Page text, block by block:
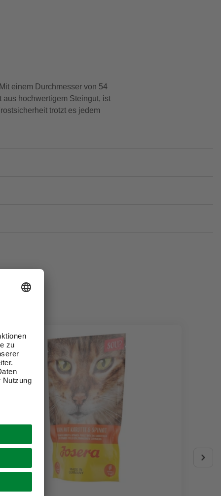
einem Durchmesser von 54
hochwertigem Steingut, ist
trotzt es jedem